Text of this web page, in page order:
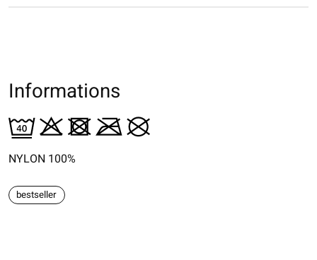
Informations
NYLON 100%
bestseller